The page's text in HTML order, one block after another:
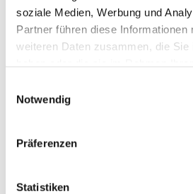
soziale Medien, Werbung und
Partner führen diese Informationen
weiteren Daten zusammen, die Sie
Sie in unserer
Notwendig
Präferenzen
Statistiken